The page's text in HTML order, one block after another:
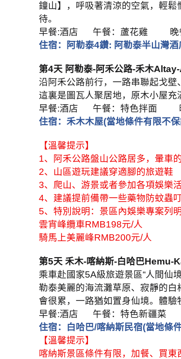
鐘山】，呼吸著清涼的空氣，輕
待。
早餐:酒店 午餐：蘆花雞
住宿：阿勒泰4鑽: 阿勒泰半山灣酒
第4天 阿勒泰-阿禾公路-禾木
沿阿禾公路前行，一路串聯起戈
這裏是圖瓦人聚居地，原木小屋
早餐:酒店 午餐：特色拌面
住宿：禾木木屋(當地條件有限不
【溫馨提示】
1、阿禾公路盤山公路居多，暈車
2、山區遊玩建議穿適腳的旅遊鞋
3、爬山、游景或者參加各項娛樂
4、建議提前備帶一些藥物防蚊蟲
5、特別說明：景區內娛樂專案列
雲宵峰纜車RMB198元/人
騎馬上美麗峰RMB200元/人
第5天 禾木-喀納斯-白哈巴Hemu-
乘車赴國家5A級旅遊景區“人間仙
勒泰美麗的海流灘草原、寂靜的
會很累，一路猶如置身仙境。體驗
早餐:酒店 午餐：特色新疆菜
住宿：白哈巴/喀納斯民宿(當地條
【溫馨提示】
喀納斯景區條件有限，加餐、買東